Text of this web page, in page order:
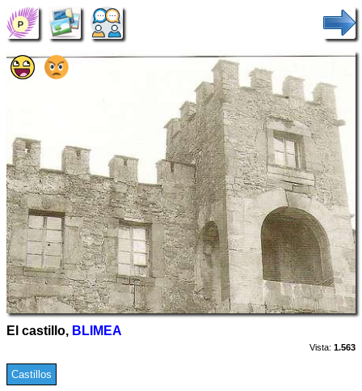
El castillo, BLIMEA
Vista: 1.563
Castillos